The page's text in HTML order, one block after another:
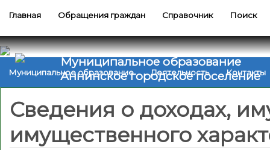
Главная Обращения граждан Справочник Поиск
Муниципальное образование
Аннинское городское поселение
Муниципальное образование Деятельность Контакты
Сведения о доходах,
имущественного